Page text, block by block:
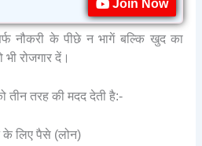
Join Now
नौकरी के पीछे न भागें बल्कि खुद का
रोजगार दें।
तीन तरह की मदद देती है:-
लिए पैसे (लोन)